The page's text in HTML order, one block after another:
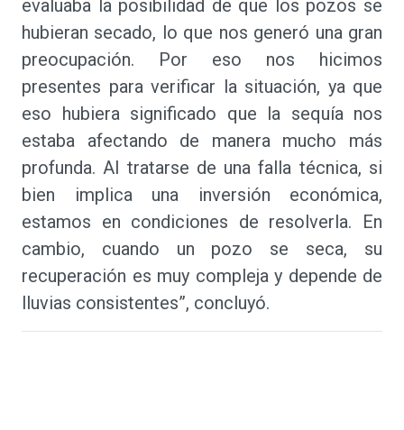
evaluaba la posibilidad de que los pozos se
hubieran secado, lo que nos generó una gran
preocupación. Por eso nos hicimos
presentes para verificar la situación, ya que
eso hubiera significado que la sequía nos
estaba afectando de manera mucho más
profunda. Al tratarse de una falla técnica, si
bien implica una inversión económica,
estamos en condiciones de resolverla. En
cambio, cuando un pozo se seca, su
recuperación es muy compleja y depende de
lluvias consistentes”, concluyó.